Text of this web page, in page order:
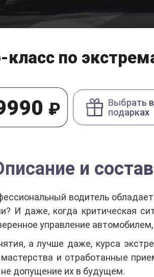
класс по
₽
Выбрать в
подарках
и
водитель
И даже, когда критическая
управление
а лучше даже, курса
мастерства и отработанные
не допущение их в будущем.